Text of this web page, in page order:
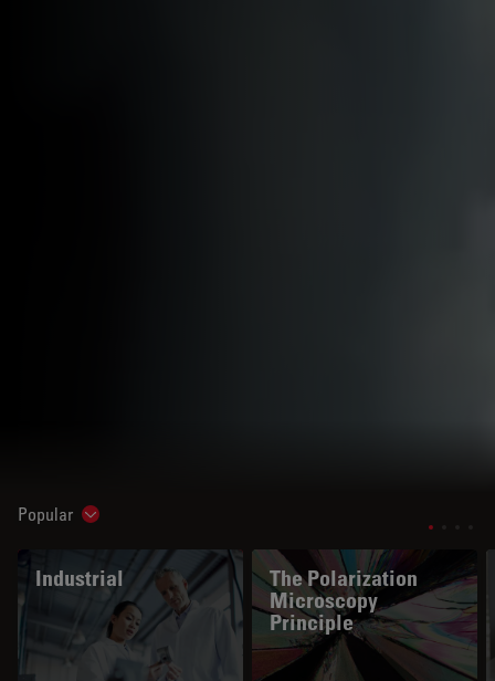
Popular Show subnavigation
Industrial
The Polarization
Microscopy
Principle